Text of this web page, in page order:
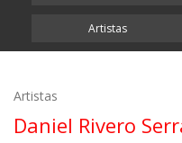
Artistas
Artistas
Daniel Rivero